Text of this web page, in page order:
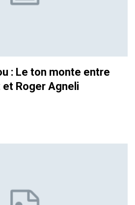
: Le ton monte entre
Roger Agneli